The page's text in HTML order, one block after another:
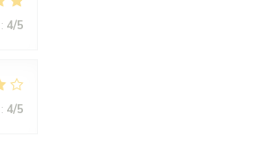
: 4/5
: 4/5